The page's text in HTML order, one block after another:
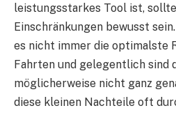
leistungsstarkes Tool ist,
Einschränkungen bewusst
es nicht immer die optimalste
Fahrten und gelegentlich sind
möglicherweise nicht ganz
diese kleinen Nachteile oft